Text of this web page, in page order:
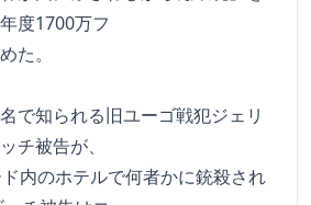
度1700万フ
た。
で知られる旧ユーゴ戦犯ジェリ
チ被告が、
内のホテルで何者かに銃殺され